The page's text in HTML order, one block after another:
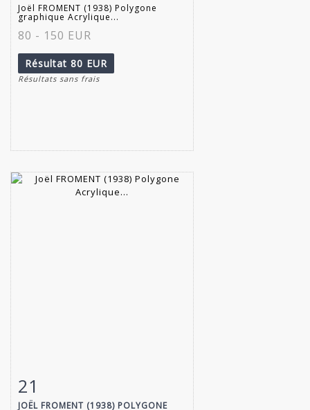
Joël FROMENT (1938) Polygone
graphique Acrylique...
80 - 150 EUR
Résultat 80 EUR
Résultats sans frais
Fiche détaillée
21
JOËL FROMENT (1938) POLYGONE